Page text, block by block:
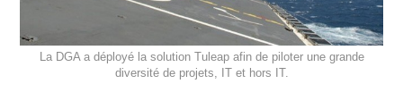
La DGA a déployé la solution Tuleap afin de piloter une grande
diversité de projets, IT et hors IT.